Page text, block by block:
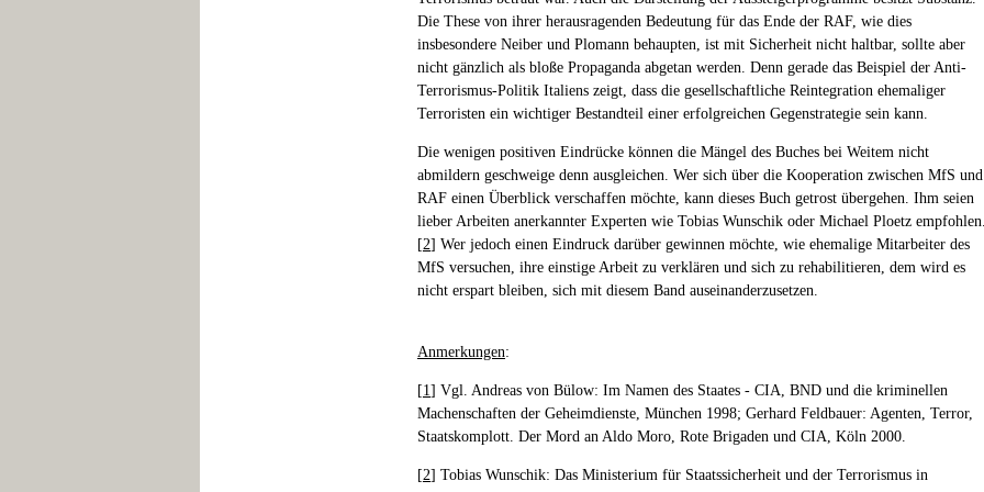
Die These von ihrer herausragenden Bedeutung für das Ende der RAF, wie dies
insbesondere Neiber und Plomann behaupten, ist mit Sicherheit nicht haltbar, sollte aber
nicht gänzlich als bloße Propaganda abgetan werden. Denn gerade das Beispiel der Anti-
Terrorismus-Politik Italiens zeigt, dass die gesellschaftliche Reintegration ehemaliger
Terroristen ein wichtiger Bestandteil einer erfolgreichen Gegenstrategie sein kann.
Die wenigen positiven Eindrücke können die Mängel des Buches bei Weitem nicht
abmildern geschweige denn ausgleichen. Wer sich über die Kooperation zwischen MfS und
RAF einen Überblick verschaffen möchte, kann dieses Buch getrost übergehen. Ihm seien
lieber Arbeiten anerkannter Experten wie Tobias Wunschik oder Michael Ploetz
[2] Wer jedoch einen Eindruck darüber gewinnen möchte, wie ehemalige Mitarbeiter des
MfS versuchen, ihre einstige Arbeit zu verklären und sich zu rehabilitieren, dem wird es
nicht erspart bleiben, sich mit diesem Band auseinanderzusetzen.
Anmerkungen:
[1] Vgl. Andreas von Bülow: Im Namen des Staates - CIA, BND und die kriminellen
Machenschaften der Geheimdienste, München 1998; Gerhard Feldbauer: Agenten, Terror,
Staatskomplott. Der Mord an Aldo Moro, Rote Brigaden und CIA, Köln 2000.
[2] Tobias Wunschik: Das Ministerium für Staatssicherheit und der Terrorismus in